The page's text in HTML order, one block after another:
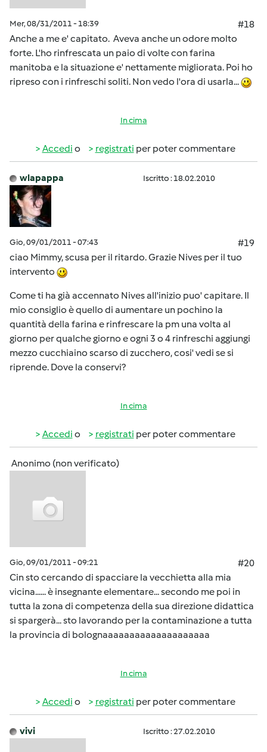
Mer, 08/31/2011 - 18:39
#18
Anche a me e' capitato. Aveva anche un odore molto
forte. L'ho rinfrescata un paio di volte con farina
manitoba e la situazione e' nettamente migliorata. Poi ho
ripreso con i rinfreschi soliti. Non vedo l'ora di usarla...
In cima
Accedi o registrati per poter commentare
wlapappa Iscritto : 18.02.2010
Gio, 09/01/2011 - 07:43
#19
ciao Mimmy, scusa per il ritardo. Grazie Nives per il tuo
intervento
Come ti ha già accennato Nives all'inizio puo' capitare. Il
mio consiglio è quello di aumentare un pochino la
quantità della farina e rinfrescare la pm una volta al
giorno per qualche giorno e ogni 3 o 4 rinfreschi aggiungi
mezzo cucchiaino scarso di zucchero, cosi' vedi se si
riprende. Dove la conservi?
In cima
Accedi o registrati per poter commentare
Anonimo (non verificato)
Gio, 09/01/2011 - 09:21
#20
Cin sto cercando di spacciare la vecchietta alla mia
vicina...... è insegnante elementare... secondo me poi in
tutta la zona di competenza della sua direzione didattica
si spargerà... sto lavorando per la contaminazione a tutta
la provincia di bolognaaaaaaaaaaaaaaaaaaaa
In cima
Accedi o registrati per poter commentare
vivi Iscritto : 27.02.2010